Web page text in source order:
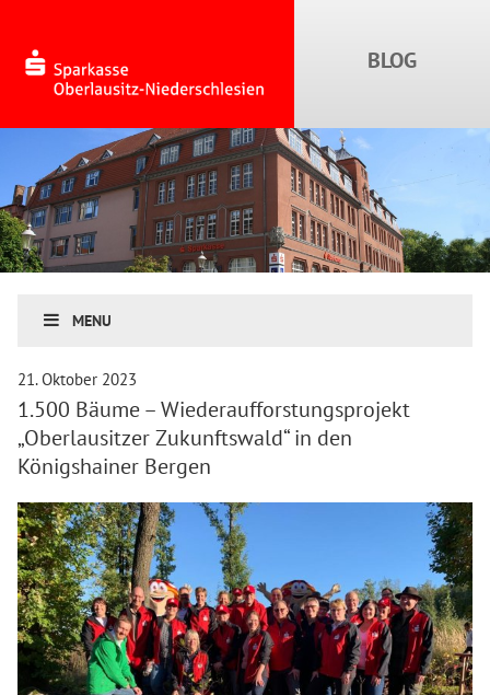
MENU
21. Oktober 2023
1.500 Bäume – Wiederaufforstungsprojekt
„Oberlausitzer Zukunftswald“ in den
Königshainer Bergen